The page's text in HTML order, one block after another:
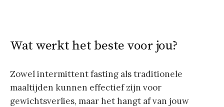
Wat werkt het beste voor jou?
Zowel intermittent fasting als traditionele
maaltijden kunnen effectief zijn voor
gewichtsverlies, maar het hangt af van jouw